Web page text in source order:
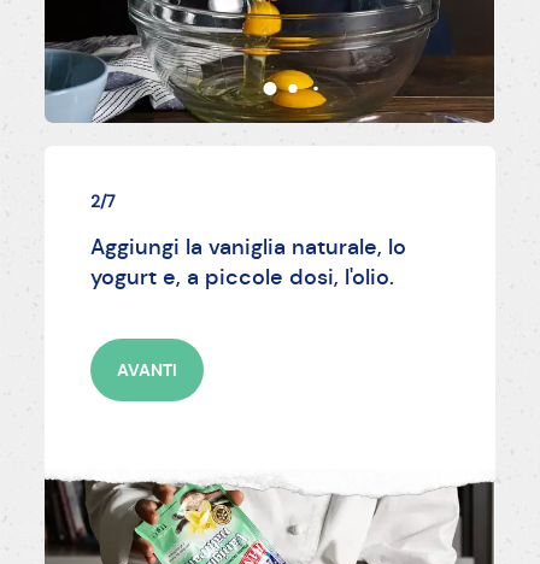
2/7
Aggiungi la vaniglia naturale, lo
yogurt e, a piccole dosi, l'olio.
AVANTI